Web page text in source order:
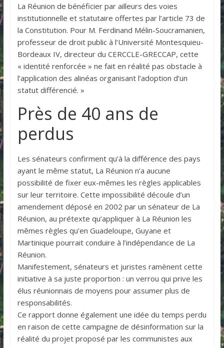
La Réunion de bénéficier par ailleurs des voies
institutionnelle et statutaire offertes par l’article 73 de
la Constitution. Pour M. Ferdinand Mélin-Soucramanien,
professeur de droit public à l’Université Montesquieu-
Bordeaux IV, directeur du CERCCLE-GRECCAP, cette
« identité renforcée » ne fait en réalité pas obstacle à
l’application des alinéas organisant l’adoption d’un
statut différencié. »
Près de 40 ans de
perdus
Les sénateurs confirment qu’à la différence des pays
ayant le même statut, La Réunion n’a aucune
possibilité de fixer eux-mêmes les règles applicables
sur leur territoire. Cette impossibilité découle d’un
amendement déposé en 2002 par un sénateur de La
Réunion, au prétexte qu’appliquer à La Réunion les
mêmes règles qu’en Guadeloupe, Guyane et
Martinique pourrait conduire à l’indépendance de La
Réunion.
Manifestement, sénateurs et juristes ramènent cette
initiative à sa juste proportion : un verrou qui prive les
élus réunionnais de moyens pour assumer plus de
responsabilités.
Ce rapport donne également une idée du temps perdu
en raison de cette campagne de désinformation sur la
réalité du projet proposé par les communistes aux